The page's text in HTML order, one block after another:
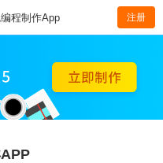
程制作App 注册